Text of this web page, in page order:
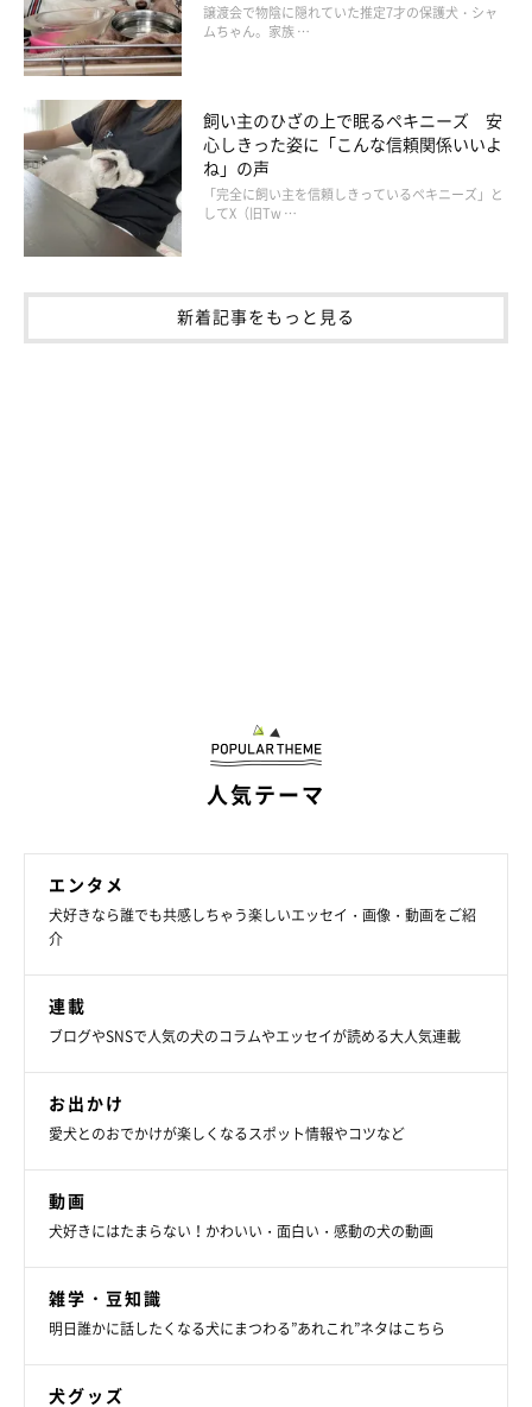
「ご飯を食べている飼い主を寝床から監視する犬」
@sirosibainu
毎日のように見られるという、チョビちゃんの可愛らしいアピー
ル。日常ではほかにも、チョビちゃんのこんな姿が見られるそう
もうすぐ11才になるチョビちゃんへの思い
譲渡会で物陰に隠れていた推定7才の保護犬・シャ
ムちゃん。家族 …
飼い主のひざの上で眠るペキニーズ 安
心しきった姿に「こんな信頼関係いいよ
ね」の声
「完全に飼い主を信頼しきっているペキニーズ」と
してX（旧Tw …
新着記事をもっと見る
人気テーマ
エンタメ
犬好きなら誰でも共感しちゃう楽しいエッセイ・画像・動画をご紹
介
連載
ブログやSNSで人気の犬のコラムやエッセイが読める大人気連載
お出かけ
愛犬とのおでかけが楽しくなるスポット情報やコツなど
動画
犬好きにはたまらない！かわいい・面白い・感動の犬の動画
雑学・豆知識
明日誰かに話したくなる犬にまつわる”あれこれ”ネタはこちら
犬グッズ